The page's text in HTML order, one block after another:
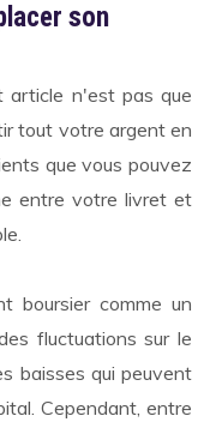
son
article n'est pas que
tout votre argent en
que vous pouvez
entre votre livret et
boursier comme un
fluctuations sur le
baisses qui peuvent
Cependant, entre